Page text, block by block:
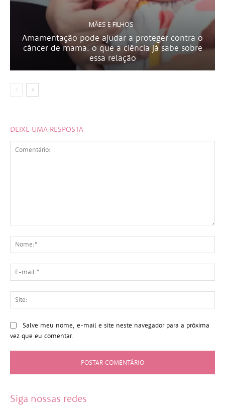
MÃES E FILHOS
Amamentação pode ajudar a proteger contra o
câncer de mama: o que a ciência já sabe sobre
essa relação
DEIXE UMA RESPOSTA
Salve meu nome, e-mail e site neste navegador para a próxima
vez que eu comentar.
Siga nossas redes